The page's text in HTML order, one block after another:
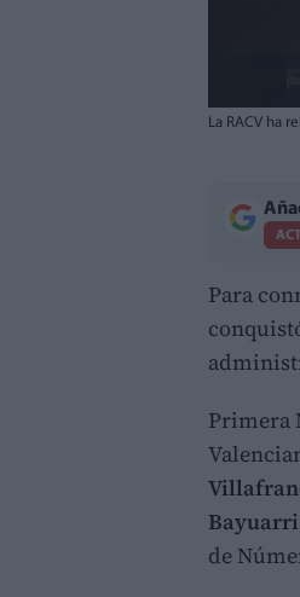
La RACV ha
Para
Primera
Bayuarri
de